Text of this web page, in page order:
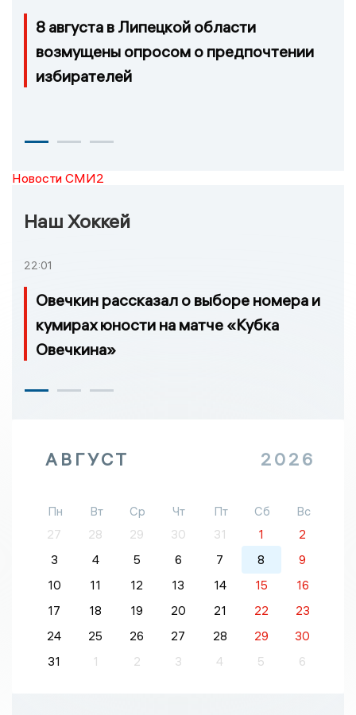
8 августа в Липецкой области
возмущены опросом о предпочтении
избирателей
Новости СМИ2
Наш Хоккей
22:01
Овечкин рассказал о выборе номера и
кумирах юности на матче «Кубка
Овечкина»
АВГУСТ 2026
Пн Вт Ср Чт Пт Сб
Вс
27
28 29 30 31 1
2
3
4 5 6 7 8
9
10
11 12 13 14 15
16
17
18 19 20 21 22
23
24
25 26 27 28 29
30
31
1 2 3 4 5 6